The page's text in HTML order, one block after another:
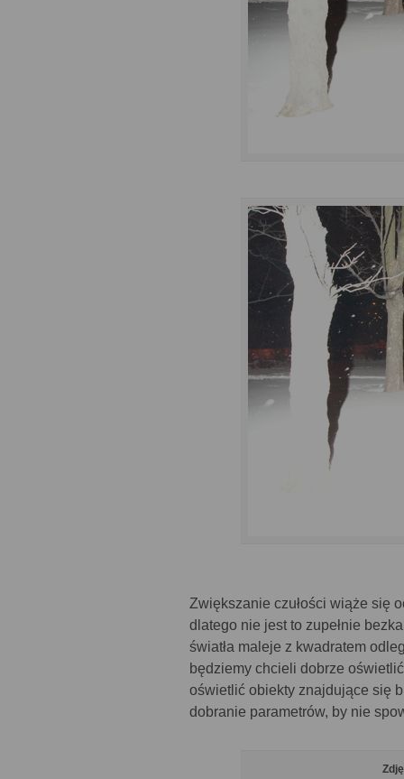
Zwiększanie czułości wiąże się
dlatego nie jest to zupełnie
światła maleje z kwadratem
będziemy chcieli dobrze
oświetlić obiekty znajdujące się
dobranie parametrów, by nie